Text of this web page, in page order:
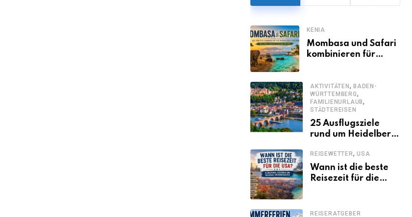
KENIA
Mombasa und Safari
kombinieren für
Kenia-Urlaub
AKTIVITÄTEN , BADEN-
WÜRTTEMBERG,
FAMILIENURLAUB,
STÄDTEREISEN
25 Ausflugsziele
rund um Heidelberg,
sollte
REISEWETTER, USA
Wann ist die beste
Reisezeit für die
saisonale
REISERATGEBER